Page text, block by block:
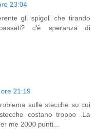
23:04
gli spigoli che tirando
c'è speranza di
21:19
sulle stecche su cui
costano troppo .La
me 2000 punti...